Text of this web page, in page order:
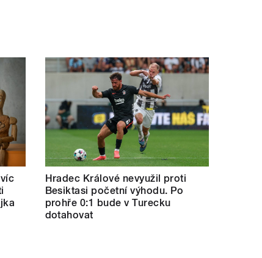
Hradec Králové nevyužil proti
Besiktasi početní výhodu. Po
prohře 0:1 bude v Turecku
dotahovat